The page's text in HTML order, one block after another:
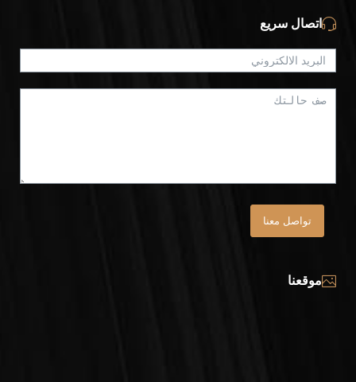
اتصال سريع
تواصل معنا
موقعنا